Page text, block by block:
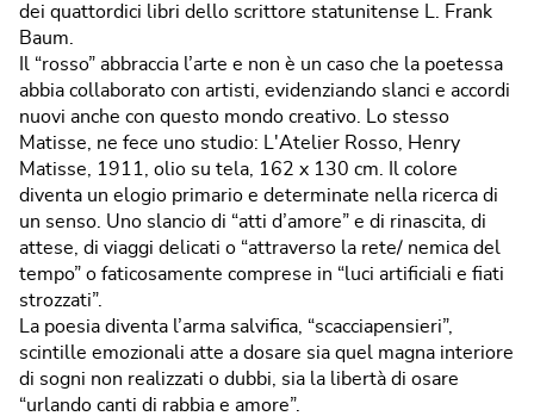
dei quattordici libri dello scrittore statunitense L. Frank
Baum.
Il “rosso” abbraccia l’arte e non è un caso che la poetessa
abbia collaborato con artisti, evidenziando slanci e accordi
nuovi anche con questo mondo creativo. Lo stesso
Matisse, ne fece uno studio: L'Atelier Rosso, Henry
Matisse, 1911, olio su tela, 162 x 130 cm. Il colore
diventa un elogio primario e determinate nella ricerca di
un senso. Uno slancio di “atti d’amore” e di rinascita, di
attese, di viaggi delicati o “attraverso la rete/ nemica del
tempo” o faticosamente comprese in “luci artificiali e fiati
strozzati”.
La poesia diventa l’arma salvifica, “scacciapensieri”,
scintille emozionali atte a dosare sia quel magna interiore
di sogni non realizzati o dubbi, sia la libertà di osare
“urlando canti di rabbia e amore”.